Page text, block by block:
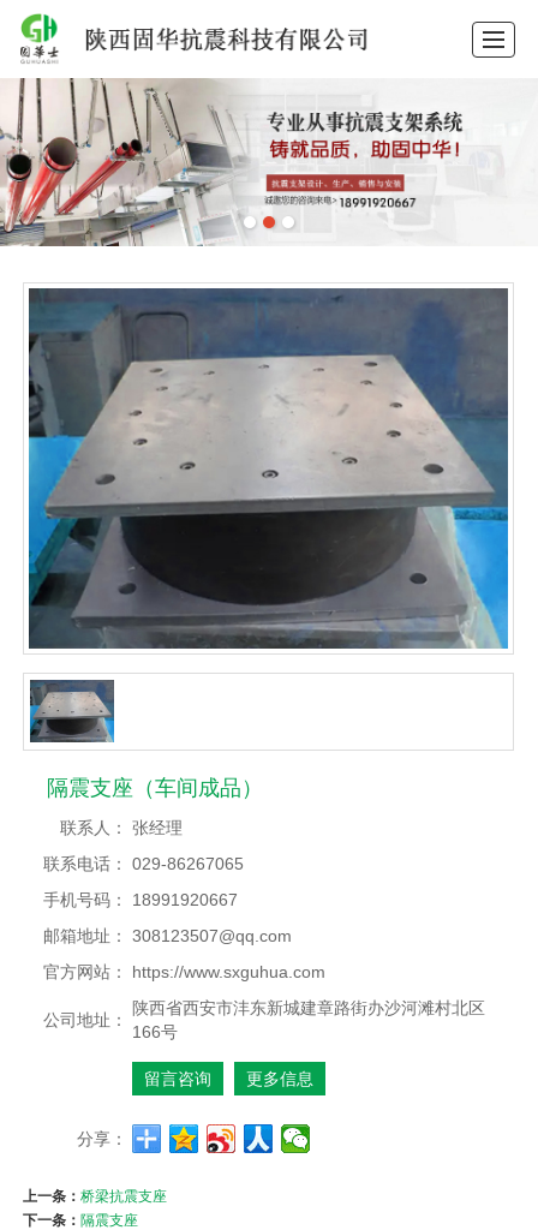
首页 产品中心 抗震支架安装 工程案例 新闻动态
隔震支座（车间成品）
联系人：
张经理
联系电话：
029-86267065
手机号码：
18991920667
邮箱地址：
308123507@qq.com
官方网站：
https://www.sxguhua.com
公司地址：
陕西省西安市沣东新城建章路街办沙河滩村北区
166号
留言咨询 更多信息
分享：
上一条：桥梁抗震支座
下一条： 隔震支座